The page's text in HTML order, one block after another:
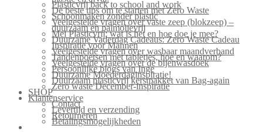
Plasticvrij back to school and work
De beste tips om te starten met Zero Waste
Schoonmaken zonder plastic
Veelgestelde vragen over vaste zeep (blokzeep) –
duurzaam en palmolievrij
Mei Plasticvrij: wat is het en hoe doe je mee?
Duurzame Vaderdag Cadeaus: Zero Waste Cadeau
Inspiratie voor Mannen
Veelgestelde vragen over wasbaar maandverband
Tandenpoetsen met tabletjes, hoe en waarom?
Veelgestelde vragen over de bijenwasdoek
Persoonlijke blogs van Inge
Duurzame Moederdaginspiratie!
Duurzaam plasticvrij kerstpakket van Bag-again
Zero waste December-inspiratie
SHOP
Klantenservice
Contact
Levertijd en verzending
Retourneren
Betalingsmogelijkheden